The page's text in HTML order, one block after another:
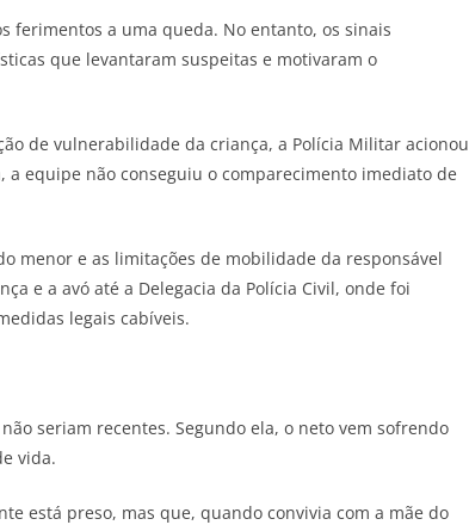
ferimentos a uma queda. No entanto, os sinais
que levantaram suspeitas e motivaram o
de vulnerabilidade da criança, a Polícia Militar acionou
equipe não conseguiu o comparecimento imediato de
menor e as limitações de mobilidade da responsável
e a avó até a Delegacia da Polícia Civil, onde foi
legais cabíveis.
seriam recentes. Segundo ela, o neto vem sofrendo
vida.
está preso, mas que, quando convivia com a mãe do